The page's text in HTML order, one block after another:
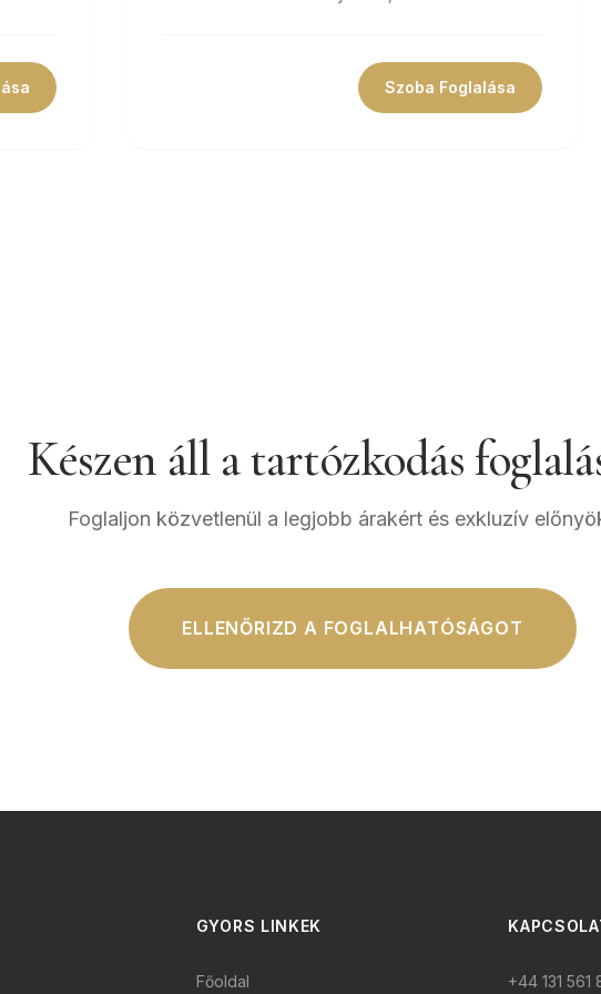
Szoba Foglalása
Készen áll a tartózkodás
Foglaljon közvetlenül a legjobb árakért és exkluzív
ELLENŐRIZD A FOGLALHATÓSÁGOT
GYORS LINKEK
Főoldal +44 131 561